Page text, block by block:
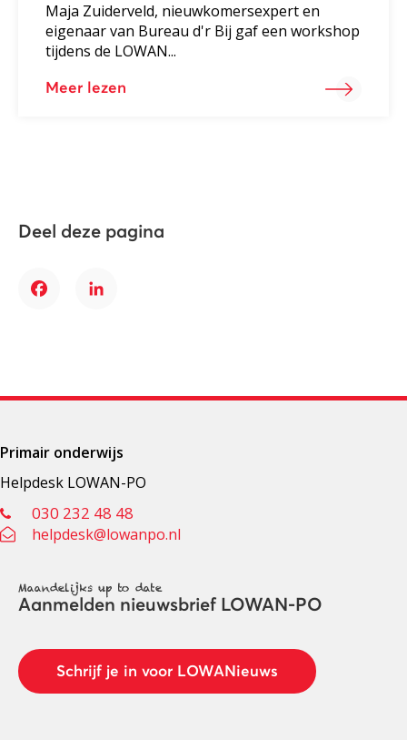
Maja Zuiderveld, nieuwkomersexpert en
eigenaar van Bureau d'r Bij gaf een workshop
tijdens de LOWAN...
Meer lezen
Deel deze pagina
FacebookLinkedIn
Primair onderwijs
Helpdesk LOWAN-PO
030 232 48 48
helpdesk@lowanpo.nl
Maandelijks up to date
Aanmelden nieuwsbrief LOWAN-PO
Schrijf je in voor LOWANieuws